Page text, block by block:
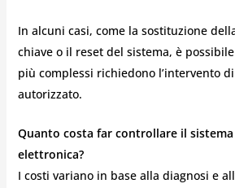
In alcuni casi, come la sostituzione
chiave o il reset del sistema, è
più complessi richiedono l’intervento
autorizzato.
Quanto costa far controllare il sistema
elettronica?
I costi variano in base alla diagnosi e